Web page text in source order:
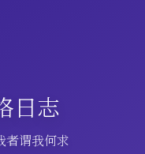
日志
者谓我何求